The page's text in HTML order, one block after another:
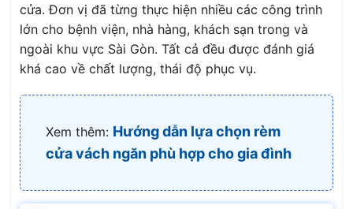
cửa. Đơn vị đã từng thực hiện nhiều các công trình
lớn cho bệnh viện, nhà hàng, khách sạn trong và
ngoài khu vực Sài Gòn. Tất cả đều được đánh giá
khá cao về chất lượng, thái độ phục vụ.
Xem thêm: Hướng dẫn lựa chọn rèm
cửa vách ngăn phù hợp cho gia đình